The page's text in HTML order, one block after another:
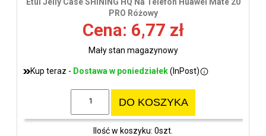
PRO Różowy
Cena: 6,77 zł
Mały stan magazynowy
Kup teraz - Dostawa w poniedziałek(InPost)
DO KOSZYKA
Ilość w koszyku: 0szt.